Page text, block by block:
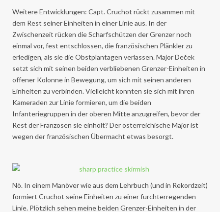
Weitere Entwicklungen: Capt. Cruchot rückt zusammen mit
dem Rest seiner Einheiten in einer Linie aus. In der
Zwischenzeit rücken die Scharfschützen der Grenzer noch
einmal vor, fest entschlossen, die französischen Plänkler zu
erledigen, als sie die Obstplantagen verlassen. Major Deček
setzt sich mit seinen beiden verbliebenen Grenzer-Einheiten in
offener Kolonne in Bewegung, um sich mit seinen anderen
Einheiten zu verbinden. Vielleicht könnten sie sich mit ihren
Kameraden zur Linie formieren, um die beiden
Infanteriegruppen in der oberen Mitte anzugreifen, bevor der
Rest der Franzosen sie einholt? Der österreichische Major ist
wegen der französischen Übermacht etwas besorgt.
Nö. In einem Manöver wie aus dem Lehrbuch (und in Rekordzeit)
formiert Cruchot seine Einheiten zu einer furchterregenden
Linie. Plötzlich sehen meine beiden Grenzer-Einheiten in der